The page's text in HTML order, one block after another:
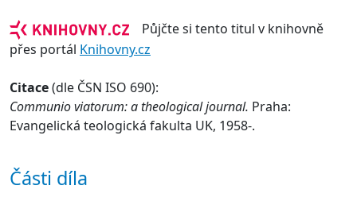
Půjčte si tento titul v knihovně
přes portál Knihovny.cz
Citace(dle ČSN ISO 690):
Communio viatorum: a theological journal. Praha:
Evangelická teologická fakulta UK, 1958-.
Části díla